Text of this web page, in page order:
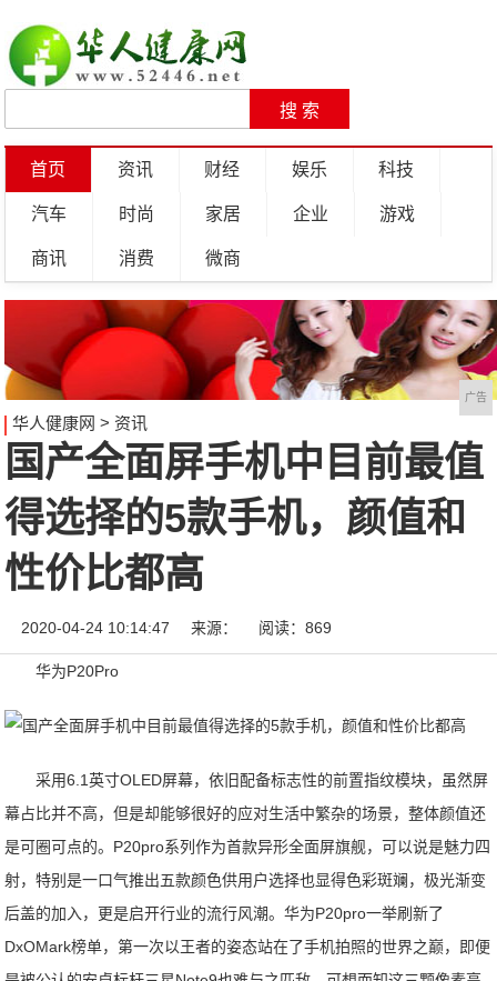
首页 资讯 财经 娱乐 科技
汽车 时尚 家居 企业 游戏
商讯 消费 微商
广告
华人健康网 > 资讯
国产全面屏手机中目前最值
得选择的5款手机，颜值和
性价比都高
2020-04-24 10:14:47 来源： 阅读：869
华为P20Pro
采用6.1英寸OLED屏幕，依旧配备标志性的前置指纹模块，虽然屏
幕占比并不高，但是却能够很好的应对生活中繁杂的场景，整体颜值还
是可圈可点的。P20pro系列作为首款异形全面屏旗舰，可以说是魅力四
射，特别是一口气推出五款颜色供用户选择也显得色彩斑斓，极光渐变
后盖的加入，更是启开行业的流行风潮。华为P20pro一举刷新了
DxOMark榜单，第一次以王者的姿态站在了手机拍照的世界之巅，即便